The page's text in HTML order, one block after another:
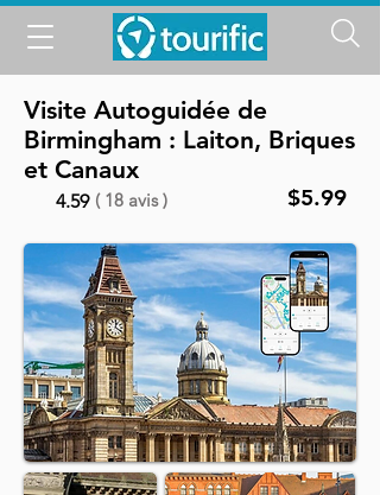
Visite Autoguidée de
Birmingham : Laiton, Briques
et Canaux
4.59 ( 18 avis ) $5.99